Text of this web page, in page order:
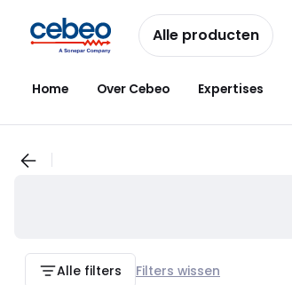
naar
navigatie
naar
inhoud
Alle producten
Home Over Cebeo Expertises
Alle filters Filters wissen